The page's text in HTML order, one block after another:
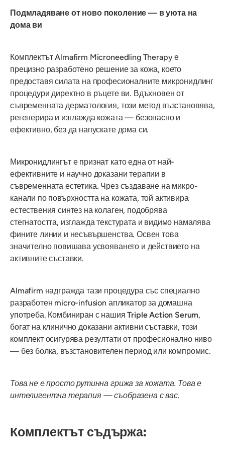
Подмладяване от ново поколение — в уюта на
дома ви
Комплектът Almafirm Microneedling Therapy е
прецизно разработено решение за кожа, което
предоставя силата на професионалните микронидлинг
процедури директно в ръцете ви. Вдъхновен от
съвременната дерматология, този метод възстановява,
регенерира и изглажда кожата — безопасно и
ефективно, без да напускате дома си.
Микронидлингът е признат като една от най-
ефективните и научно доказани терапии в
съвременната естетика. Чрез създаване на микро-
канали по повърхността на кожата, той активира
естествения синтез на колаген, подобрява
стегнатостта, изглажда текстурата и видимо намалява
фините линии и несъвършенства. Освен това
значително повишава усвояването и действието на
активните съставки.
Almafirm надгражда тази процедура със специално
разработен micro-infusion апликатор за домашна
употреба. Комбиниран с нашияTriple Action Serum,
богат на клинично доказани активни съставки, този
комплект осигурява резултати от професионално ниво
— без болка, възстановителен период или компромис.
Това не е просто рутинна грижа за кожата. Това е
интелигентна терапия — съобразена с вас.
Комплектът съдържа: